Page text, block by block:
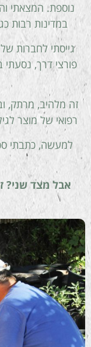
נוספת. המצאתי
במדינות רבות
גייסתי לחברות
פורצי דרך,
זה מלהיב, מרתק,
רפואי של מוצר
למעשה, כתבתי
אבל מצד שני?